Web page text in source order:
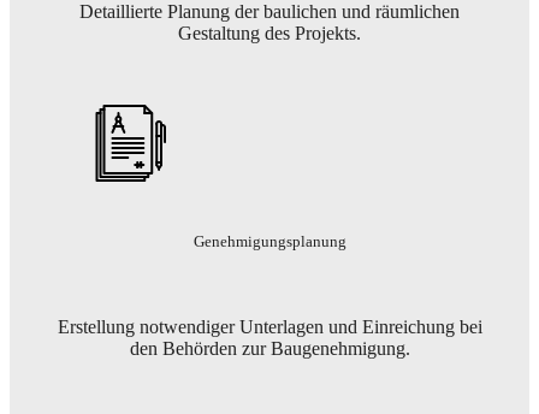
Detaillierte Planung der baulichen und räumlichen
Gestaltung des Projekts.
Genehmigungsplanung
Erstellung notwendiger Unterlagen und Einreichung bei
den Behörden zur Baugenehmigung.